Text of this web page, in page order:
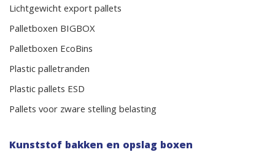
Lichtgewicht export pallets
Palletboxen BIGBOX
Palletboxen EcoBins
Plastic palletranden
Plastic pallets ESD
Pallets voor zware stelling belasting
Kunststof bakken en opslag boxen